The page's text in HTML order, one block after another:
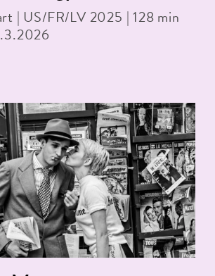
| US/FR/LV 2025 | 128 min